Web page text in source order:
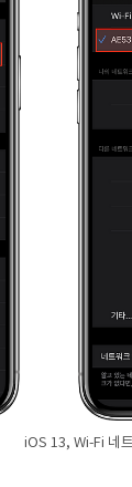
iOS 13, Wi-Fi 네